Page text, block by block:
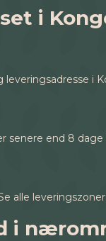
i
i
end 8
alle
i